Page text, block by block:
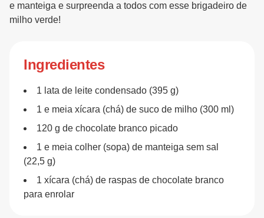
e manteiga e surpreenda a todos com esse brigadeiro de
milho verde!
Ingredientes
1 lata de leite condensado (395 g)
1 e meia xícara (chá) de suco de milho (300 ml)
120 g de chocolate branco picado
1 e meia colher (sopa) de manteiga sem sal
(22,5 g)
1 xícara (chá) de raspas de chocolate branco
para enrolar